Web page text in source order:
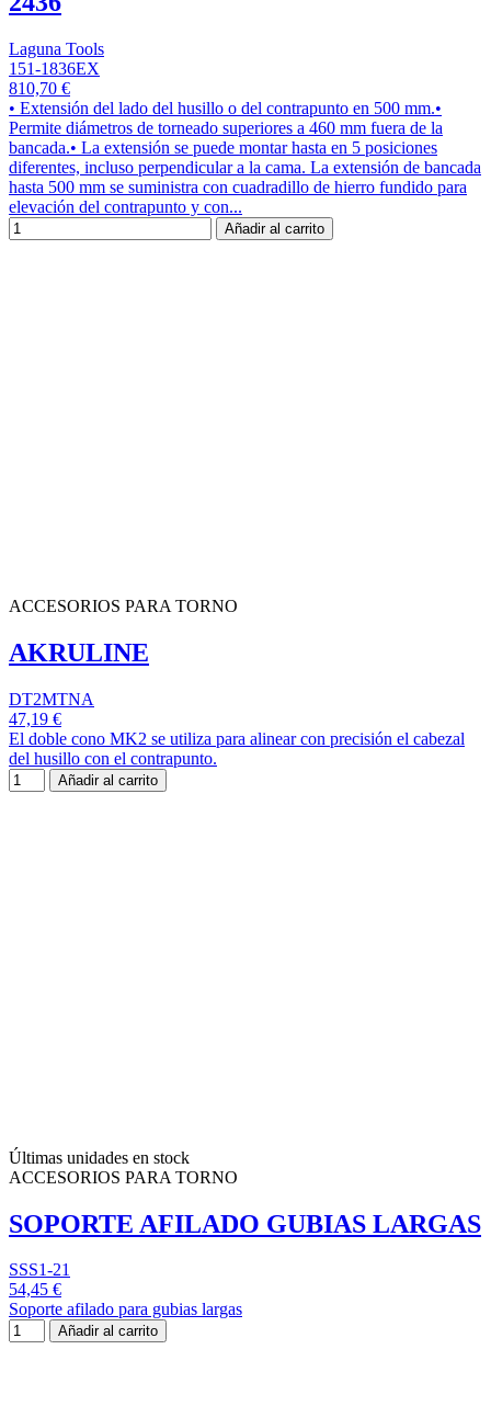
Laguna Tools
151-1836EX
810,70 €
• Extensión del lado del husillo o del contrapunto en 500 mm.•
Permite diámetros de torneado superiores a 460 mm fuera de la
bancada.• La extensión se puede montar hasta en 5 posiciones
diferentes, incluso perpendicular a la cama. La extensión de bancada
hasta 500 mm se suministra con cuadradillo de hierro fundido para
elevación del contrapunto y con...
Añadir al carrito
ACCESORIOS PARA TORNO
AKRULINE
DT2MTNA
47,19 €
El doble cono MK2 se utiliza para alinear con precisión el cabezal
del husillo con el contrapunto.
Añadir al carrito
Últimas unidades en stock
ACCESORIOS PARA TORNO
SOPORTE AFILADO GUBIAS LARGAS
SSS1-21
54,45 €
Soporte afilado para gubias largas
Añadir al carrito